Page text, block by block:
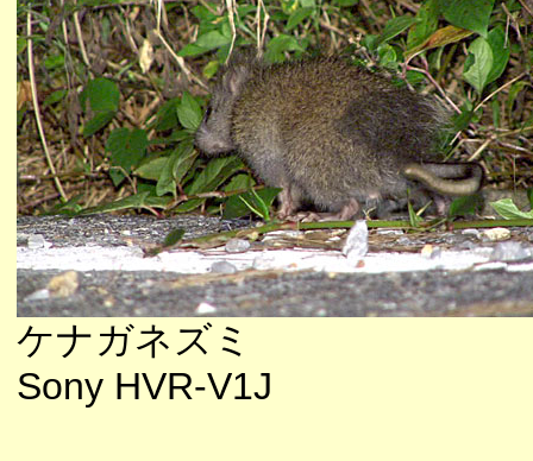
ケナガネズミ
Sony HVR-V1J